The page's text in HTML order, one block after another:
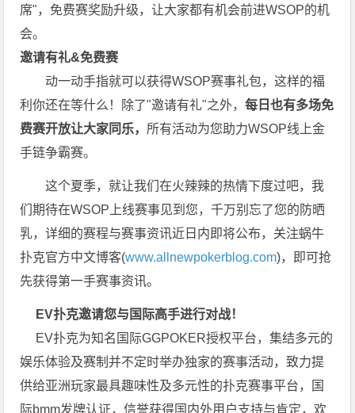
席"， 免费赛奖励升级，让大家都有机会前进WSOP的机
会。
邀请有礼&免费赛
动一动手指就可以获得WSOP赛事礼包，这样的福
利你还在等什么！除了"邀请有礼"之外，每 日也有多场免
费赛开放让大家同乐， 所有活动为您助力WSOP线上金
手链争霸赛。
这个夏季，就让我们在火辣辣的热情下度过吧，我
们期待在WSOP上线赛事见到您，千万别忘了您的防晒
乳，详细的赛程与赛事资讯近日内即将公布，关注蜗牛
扑克官方中文博客(www.allnewpokerblog.com)，即可抢
先获得第一手赛事资讯。
EV扑克邀请您与国际高手进行对战！
EV扑克为知名国际GGPOKER授权平台，集结多元的
娱乐体验及赛制并不定时举办独家的赛事活动，致力提
供给亚洲玩家最具趣味性及多元性的扑克赛事平台，国
际bmm发牌认证，信誉获得国内外用户支持与肯定，欢